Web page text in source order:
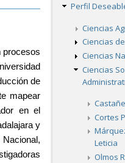
procesos
de
mapear
en el
y
Perfil
Ciencias
Ciencias
Ciencias
Ciencias
Cortes
Leticia
Olmos